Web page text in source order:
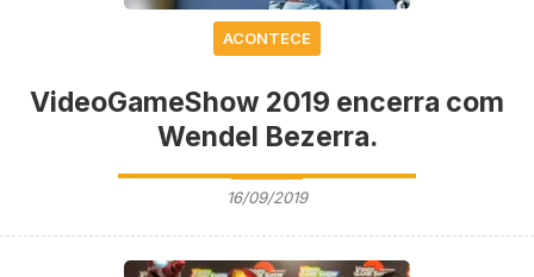
ACONTECE
VideoGameShow 2019 encerra com
Wendel Bezerra.
16/09/2019